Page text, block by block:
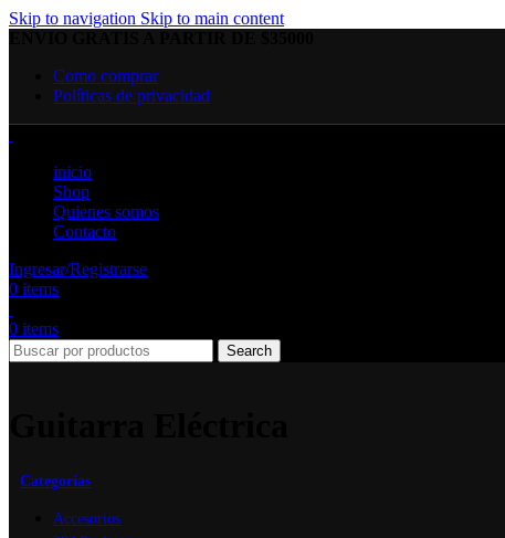
Skip to navigation Skip to main content
Como comprar
Políticas de privacidad
inicio
Shop
Quienes somos
Contacto
Ingresar/Registrarse
0 items
0 items
Search
Categorías
Accesorios